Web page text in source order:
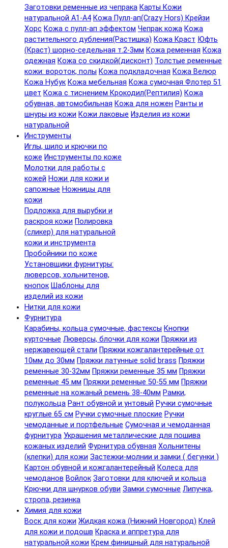
Заготовки ременные из чепрака Карты Кожи
натуральной А1-А4 Кожа Пулл-ап(Crazy Hors) Крейзи
Хорс Кожа с пулл-ап эффектом Чепрак кожа Кожа
растительного дубления(Растишка) Кожа Краст Юфть
(Краст) шорно-седельная т.2-3мм Кожа ременная Кожа
одежная Кожа со скидкой(дисконт) Толстые ременные
кожи: вороток, полы Кожа подкладочная Кожа Велюр
Кожа Нубук Кожа мебельная Кожа сумочная Флотер 51
цвет Кожа с тиснением Крокодил(Рептилия) Кожа
обувная, автомобильная Кожа для ножен Ранты и
шнуры из кожи Кожи лаковые Изделия из кожи
натуральной
Инструменты
Иглы, шило и крючки по
коже Инструменты по коже
Молотки для работы с
кожей Ножи для кожи и
сапожные Ножницы для
кожи
Подложка для вырубки и
раскроя кожи Полировка
(сликер) для натуральной
кожи и инструмента
Пробойники по коже
Установщики фурнитуры:
люверсов, хольнитенов,
кнопок Шаблоны для
изделий из кожи
Нитки для кожи
Фурнитура
Карабины, кольца сумочные, фастексы Кнопки
курточные Люверсы, блочки для кожи Пряжки из
нержавеющей стали Пряжки кожгалантерейные от
10мм до 30мм Пряжки латунные solid brass Пряжки
ременные 30-32мм Пряжки ременные 35 мм Пряжки
ременные 45 мм Пряжки ременные 50-55 мм Пряжки
ременные на кожаный ремень 38-40мм Рамки,
полукольца Рант обувной и унтовый Ручки сумочные
круглые 65 см Ручки сумочные плоские Ручки
чемоданные и портфельные Сумочная и чемоданная
фурнитура Украшения металлические для пошива
кожаных изделий Фурнитура обувная Хольнитены
(клепки) для кожи Застежки-молнии и замки ( бегунки )
Картон обувной и кожгалантерейный Колеса для
чемоданов Войлок Заготовки для ключей и кольца
Крючки для шнурков обуви Замки сумочные Липучка,
стропа, резинка
Химия для кожи
Воск для кожи Жидкая кожа (Нижний Новгород) Клей
для кожи и подошв Краска и аппретура для
натуральной кожи Крем финишный для натуральной